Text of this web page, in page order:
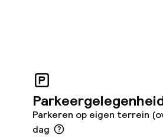
Parkeren op eigen terrein
dag